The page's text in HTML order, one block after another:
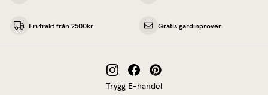
Fri frakt från 2500kr Gratis gardinprover
Trygg E-handel